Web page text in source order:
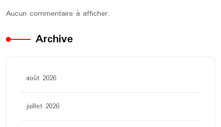
Aucun commentaire à afficher.
Archive
août 2026
juillet 2026